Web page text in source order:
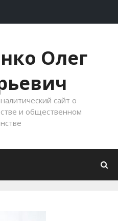
Олег
сайт о
и общественном